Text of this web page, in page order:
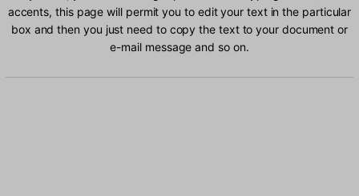
accents, this page will permit you to edit your text in the particular
box and then you just need to copy the text to your document or
e-mail message and so on.